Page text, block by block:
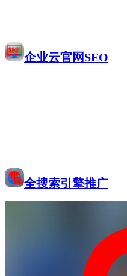
企业云官网SEO
全搜索引擎推广